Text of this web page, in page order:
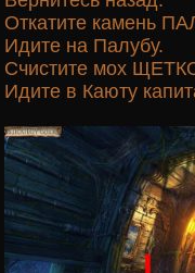
Откатите камень
Идите на Палубу.
Счистите мох
Идите в Каюту